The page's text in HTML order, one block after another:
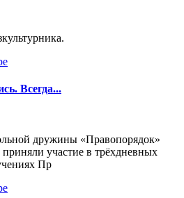
Всегда...
дружины «Правопорядок»
участие в трёхдневных
Пр